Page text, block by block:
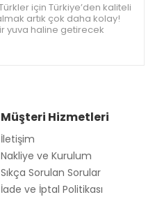
için Türkiye’den kaliteli
artık çok daha kolay!
yuva haline getirecek
sunuyor. Avrupa ve diğer
Müşteri Hizmetleri
İletişim
Nakliye ve Kurulum
Sıkça Sorulan Sorular
İade ve İptal Politikası